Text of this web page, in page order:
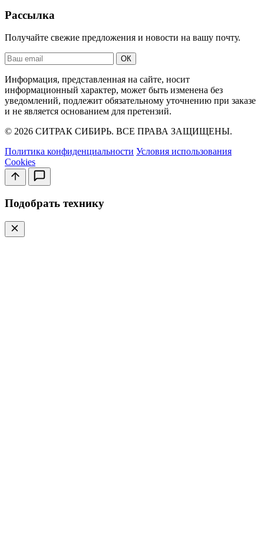
Рассылка
Получайте свежие предложения и новости на вашу почту.
Ваш
email
ОК
Информация, представленная на сайте, носит
информационный характер, может быть изменена без
уведомлений, подлежит обязательному уточнению при заказе
и не является основанием для претензий.
© 2026 СИТРАК СИБИРЬ. ВСЕ ПРАВА ЗАЩИЩЕНЫ.
Политика конфиденциальности Условия использования
Cookies
Подобрать технику